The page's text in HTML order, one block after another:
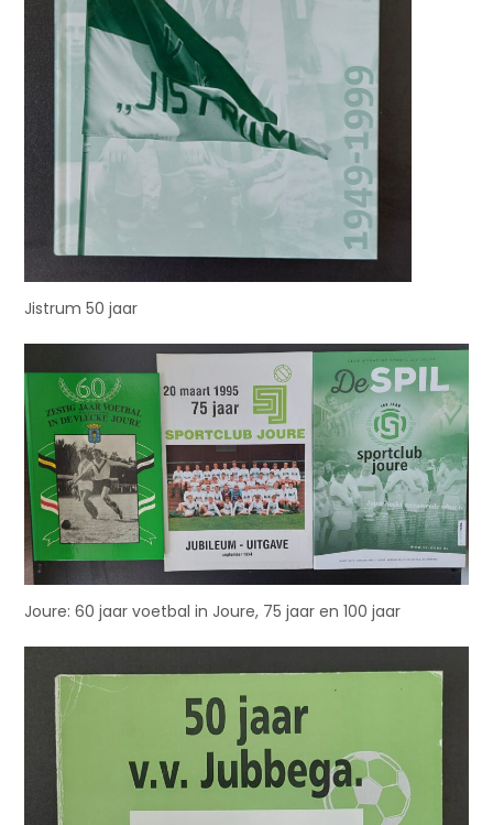
Jistrum 50 jaar
Joure: 60 jaar voetbal in Joure, 75 jaar en 100 jaar